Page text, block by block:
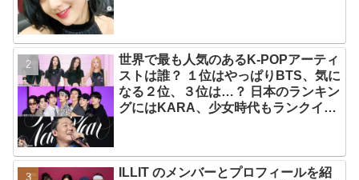
世界で最も人気のあるK-POPアーティ
ストは誰？ １位はやっぱりBTS、気に
なる２位、３位は…？ 日本のランキン
グにはKARA、少女時代もランクイ
ILLIT のメンバーとプロフィールを紹